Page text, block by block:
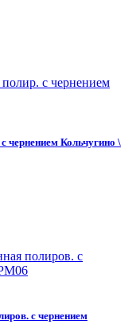
чернением Кольчугино \
с чернением